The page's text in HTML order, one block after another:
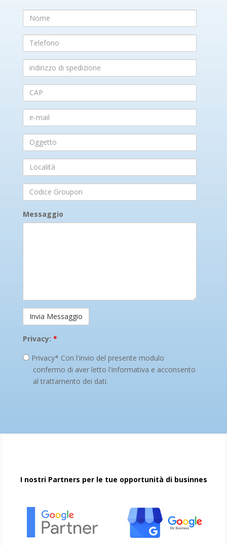
Nome
Telefono
indirizzo
di
spedizione
CAP
mail
Oggetto
Località
Codice
Groupon
Messaggio
Privacy: *
Privacy* Con l'invio del presente modulo
confermo di aver letto l'informativa e acconsento
al trattamento dei dati.
I nostri Partners per le tue opportunità di businnes